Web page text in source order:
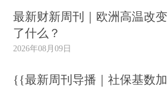
最新财新周刊｜欧洲高温改变
了什么？
2026年08月09日
{{最新周刊导播｜社保基数加